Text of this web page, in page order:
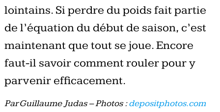
lointains. Si perdre du poids fait partie
de l’équation du début de saison, c’est
maintenant que tout se joue. Encore
faut-il savoir comment rouler pour y
parvenir efficacement.
Par Guillaume Judas – Photos :depositphotos.com